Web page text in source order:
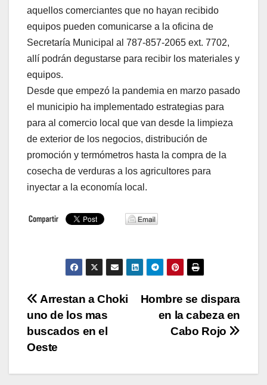
aquellos comerciantes que no hayan recibido
equipos pueden comunicarse a la oficina de
Secretaría Municipal al 787-857-2065 ext. 7702,
allí podrán degustarse para recibir los materiales y
equipos.
Desde que empezó la pandemia en marzo pasado
el municipio ha implementado estrategias para
para al comercio local que van desde la limpieza
de exterior de los negocios, distribución de
promoción y termómetros hasta la compra de la
cosecha de verduras a los agricultores para
inyectar a la economía local.
Navegación
de
entradas
Hombre se dispara
en la cabeza en
Cabo Rojo
Arrestan a Choki
uno de los mas
buscados en el
Oeste